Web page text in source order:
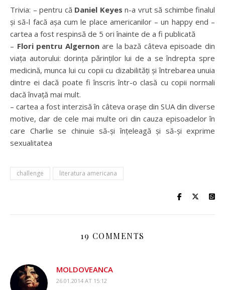
Trivia: – pentru că Daniel Keyes n-a vrut să schimbe finalul
și să-l facă așa cum le place americanilor – un happy end –
cartea a fost respinsă de 5 ori înainte de a fi publicată
– Flori pentru Algernonare la bază câteva episoade din
viața autorului: dorința părinților lui de a se îndrepta spre
medicină, munca lui cu copii cu dizabilități și întrebarea unuia
dintre ei dacă poate fi înscris într-o clasă cu copii normali
dacă învață mai mult.
– cartea a fost interzisă în câteva orașe din SUA din diverse
motive, dar de cele mai multe ori din cauza episoadelor în
care Charlie se chinuie să-și înțeleagă și să-și exprime
sexualitatea
challenge literatura americana
19 COMMENTS
MOLDOVEANCA
26.01.2014 AT 15:12